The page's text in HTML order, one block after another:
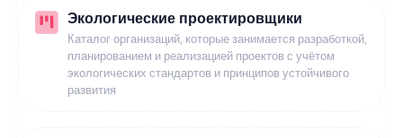
Экологические проектировщики
Каталог организаций, которые занимается разработкой,
планированием и реализацией проектов с учётом
экологических стандартов и принципов устойчивого
развития